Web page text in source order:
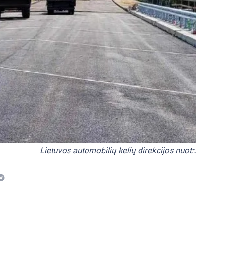
Lietuvos automobilių kelių direkcijos nuotr.